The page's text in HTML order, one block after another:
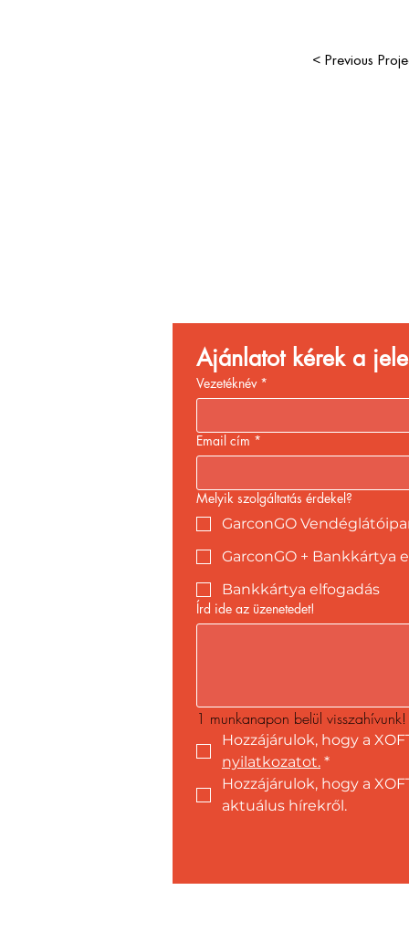
< Previous
Ajánlatot kérek a
Vezetéknév *
Email cím *
Melyik szolgáltatás érdekel?
GarconGO
GarconGO + Bankkártya
Bankkártya elfogadás
Írd ide az üzenetedet!
1 munkanapon belül visszahívunk!
Hozzájárulok, hogy a
nyilatkozatot. *
Hozzájárulok, hogy a
aktuálus hírekről.